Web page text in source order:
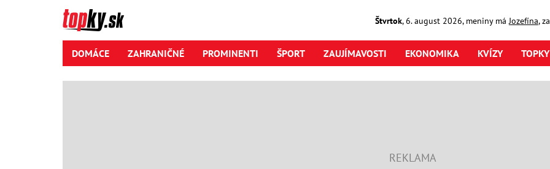
Štvrtok,6. august2026, meniny má Jozefína,
DOMÁCE ZAHRANIČNÉ PROMINENTI ŠPORT ZAUJÍMAVOSTI EKONOMIKA KVÍZY